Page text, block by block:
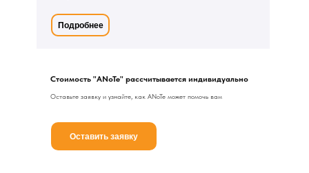
Стоимость "ANoTe" рассчитывается индивидуально
Оставьте заявку и узнайте, как ANoTe может помочь вам
Оставить заявку
Подробнее